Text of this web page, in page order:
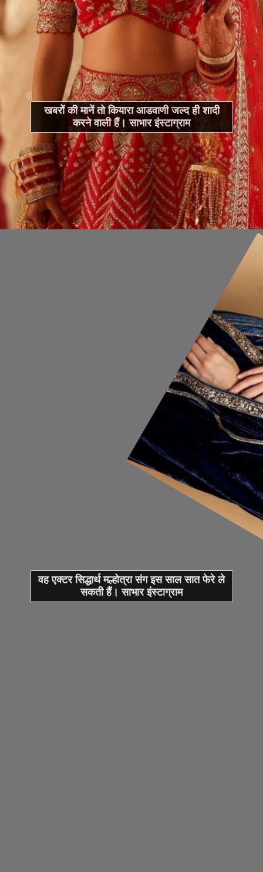
खबरों की मानें तो कियारा आडवाणी जल्द ही शादी
करने वाली हैं। साभार इंस्टाग्राम
वह एक्टर सिद्धार्थ मल्होत्रा संग इस साल सात फेरे ले
सकती हैं। साभार इंस्टाग्राम